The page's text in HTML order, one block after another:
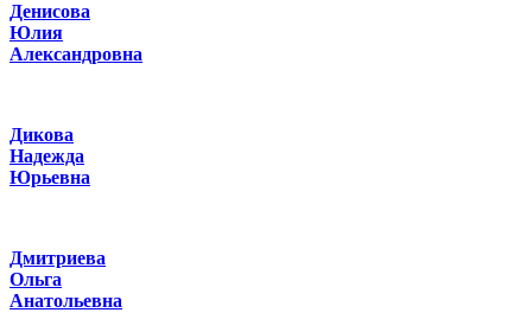
Денисова
Юлия
Александровна
Дикова
Надежда
Юрьевна
Дмитриева
Ольга
Анатольевна